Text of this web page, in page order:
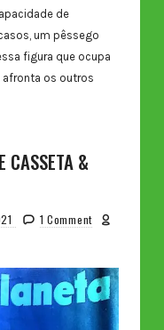
de
um pêssego
figura que ocupa
afronta os outros
CASSETA &
1 Comment